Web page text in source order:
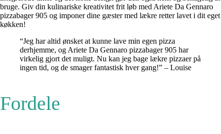
bruge. Giv din kulinariske kreativitet frit løb med Ariete Da Gennaro
pizzabager 905 og imponer dine gæster med lækre retter lavet i dit eget
køkken!
“Jeg har altid ønsket at kunne lave min egen pizza
derhjemme, og Ariete Da Gennaro pizzabager 905 har
virkelig gjort det muligt. Nu kan jeg bage lækre pizzaer på
ingen tid, og de smager fantastisk hver gang!” – Louise
Fordele